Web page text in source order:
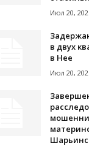
Июл 20,
в двух
в Нее
Июл 20,